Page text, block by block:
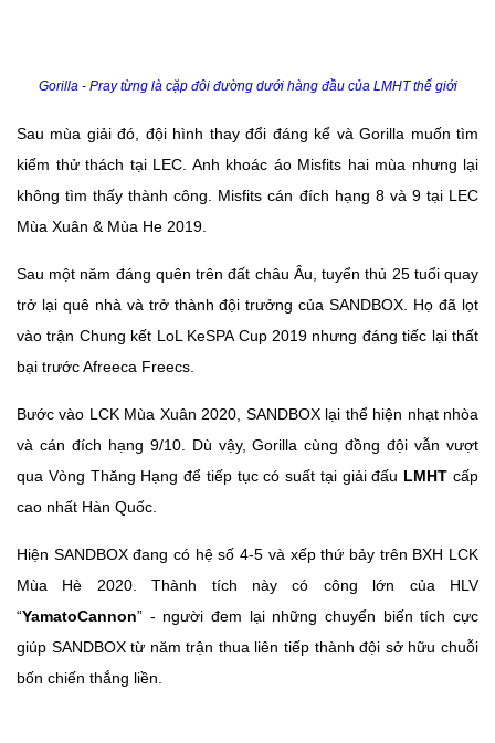
Gorilla - Pray từng là cặp đôi đường dưới hàng đầu của LMHT thế giới
Sau mùa giải đó, đội hình thay đổi đáng kể và Gorilla muốn tìm
kiếm thử thách tại LEC. Anh khoác áo Misfits hai mùa nhưng lại
không tìm thấy thành công. Misfits cán đích hạng 8 và 9 tại LEC
Mùa Xuân & Mùa He 2019.
Sau một năm đáng quên trên đất châu Âu, tuyển thủ 25 tuổi quay
trở lại quê nhà và trở thành đội trưởng của SANDBOX. Họ đã lọt
vào trận Chung kết LoL KeSPA Cup 2019 nhưng đáng tiếc lại thất
bại trước Afreeca Freecs.
Bước vào LCK Mùa Xuân 2020, SANDBOX lại thể hiện nhạt nhòa
và cán đích hạng 9/10. Dù vậy, Gorilla cùng đồng đội vẫn vượt
qua Vòng Thăng Hạng để tiếp tục có suất tại giải đấu LMHT cấp
cao nhất Hàn Quốc.
Hiện SANDBOX đang có hệ số 4-5 và xếp thứ bảy trên BXH LCK
Mùa Hè 2020. Thành tích này có công lớn của HLV
“YamatoCannon” - người đem lại những chuyển biến tích cực
giúp SANDBOX từ năm trận thua liên tiếp thành đội sở hữu chuỗi
bốn chiến thắng liền.